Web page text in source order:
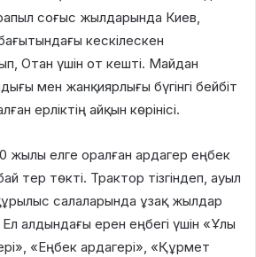
соғыс жылдарында Киев,
кескілескен
Отан үшін от кешті. Майдан
мен жанқиярлығы бүгінгі бейбіт
ерліктің айқын көрінісі.
жылы елге оралған ардагер еңбек
тер төкті. Трактор тізгіндеп, ауыл
салаларында ұзақ жылдар
алдындағы ерен еңбегі үшін «Ұлы
«Еңбек ардагері», «Құрмет